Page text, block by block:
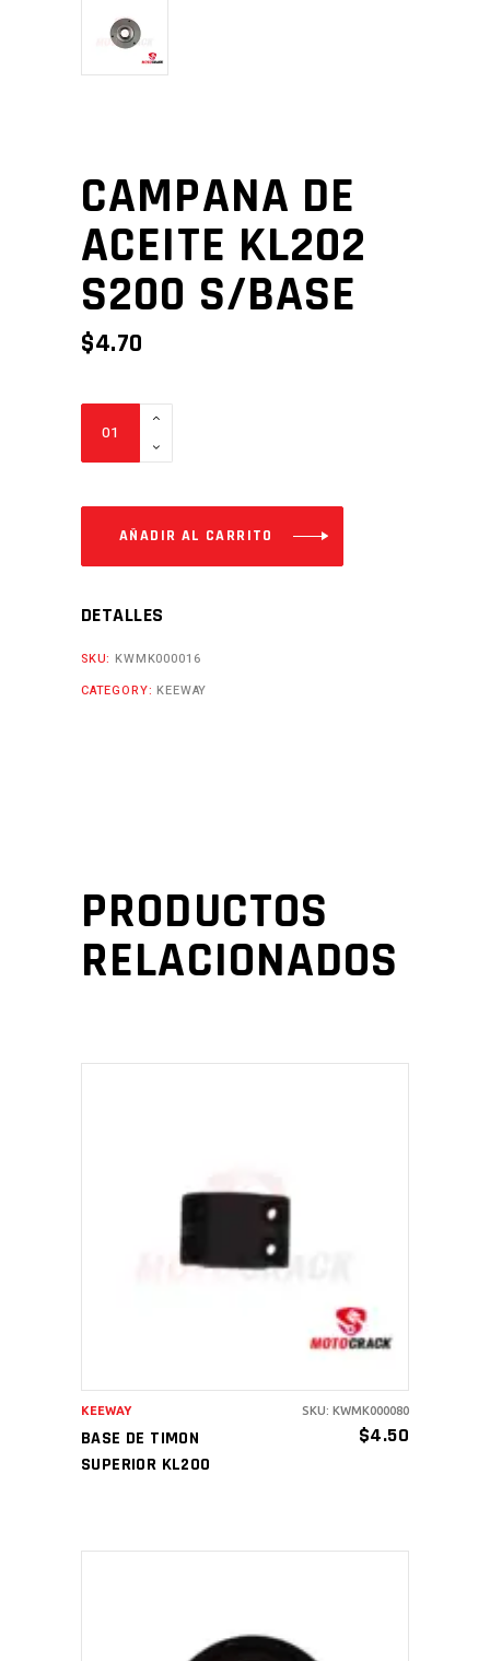
CAMPANA DE
ACEITE KL202
S200 S/BASE
$4.70
CAMPANA
KL202
S/BASE
AÑADIR AL CARRITO
DETALLES
SKU: KWMK000016
CATEGORY: KEEWAY
PRODUCTOS
RELACIONADOS
AÑADIR AL CARRITO
BASE DE TIMON
SUPERIOR KL200
$4.50
KEEWAY SKU: KWMK000080